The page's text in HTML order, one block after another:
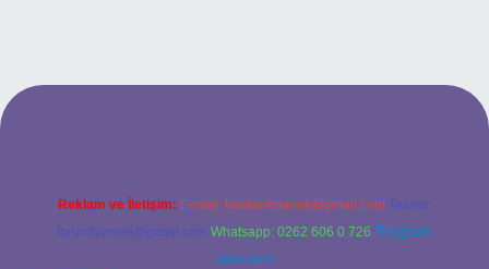
Reklam ve İletişim: E-mail: backlinkpaneli@gmail.com Teams:
forumhizmeti@gmail.com Whatsapp: 0262 606 0 726 Telegram:
@karabul